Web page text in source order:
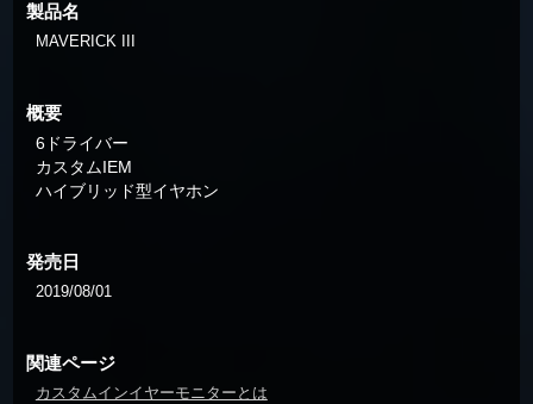
製品名
MAVERICK III
概要
6ドライバー
カスタムIEM
ハイブリッド型イヤホン
発売日
2019/08/01
関連ページ
カスタムインイヤーモニターとは